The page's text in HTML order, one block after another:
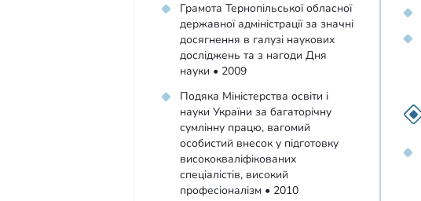
Грамота Тернопільської обласної
державної адміністрації за значні
досягнення в галузі наукових
досліджень та з нагоди Дня
науки • 2009
Подяка Міністерства освіти і
науки України за багаторічну
сумлінну працю, вагомий
особистий внесок у підготовку
висококваліфікованих
спеціалістів, високий
професіоналізм • 2010